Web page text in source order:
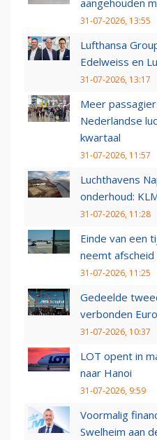
aangehouden
31-07-2026, 13:55
Lufthansa
Edelweiss en
31-07-2026, 13:17
Meer
Nederlandse
kwartaal
31-07-2026, 11:57
Luchthavens
onderhoud:
31-07-2026, 11:28
Einde van een
neemt afscheid
31-07-2026, 11:25
Gedeelde
verbonden
31-07-2026, 10:37
LOT opent in
naar Hanoi
31-07-2026, 9:59
Voormalig
Swelheim aan